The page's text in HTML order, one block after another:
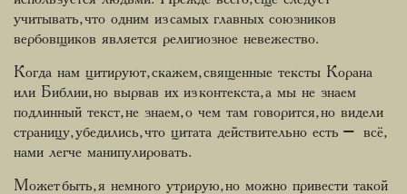
учитывать, что одним из самых главных союзников
вербовщиков является религиозное невежество.
Когда нам цитируют, скажем, священные тексты Корана
или Библии, но вырвав их из контекста, а мы не знаем
подлинный текст, не знаем, о чем там говорится, но видели
страницу, убедились, что цитата действительно есть – всё,
нами легче манипулировать.
Может быть, я немного утрирую, но можно привести такой